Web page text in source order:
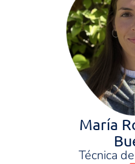
María
Técnica